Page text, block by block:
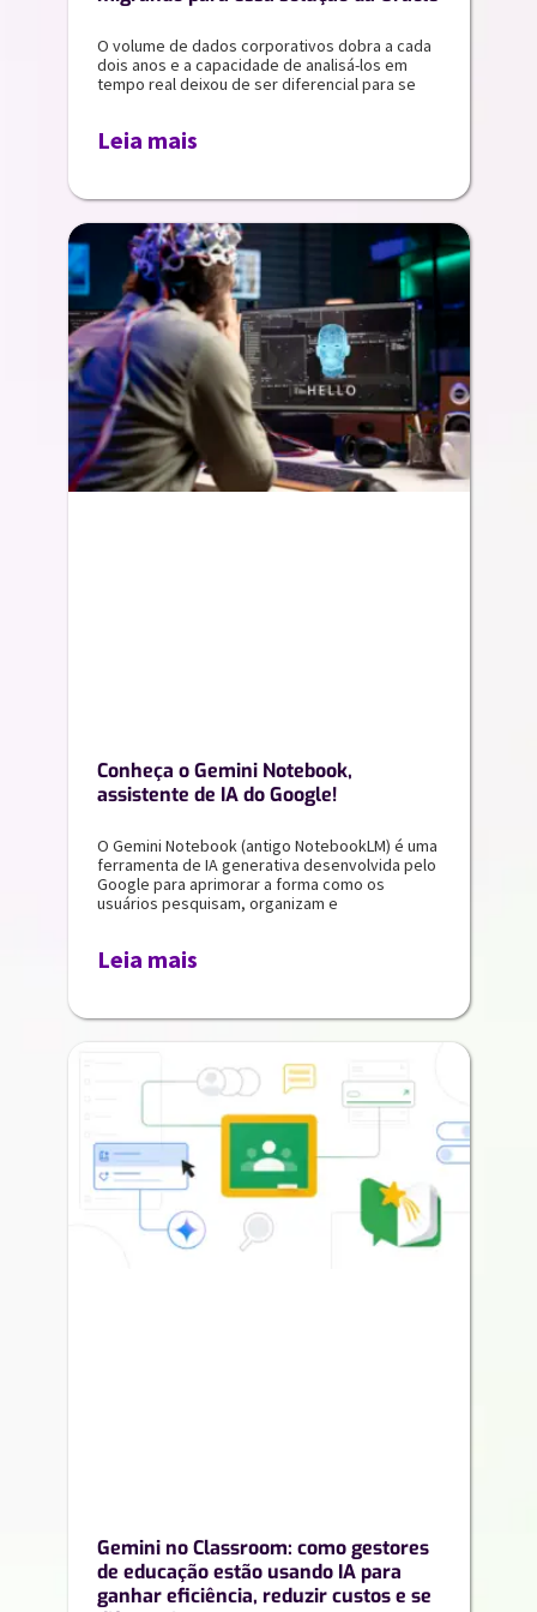
O volume de dados corporativos dobra a cada
dois anos e a capacidade de analisá-los em
tempo real deixou de ser diferencial para se
Leia mais
Conheça o Gemini Notebook,
assistente de IA do Google!
O Gemini Notebook (antigo NotebookLM) é uma
ferramenta de IA generativa desenvolvida pelo
Google para aprimorar a forma como os
usuários pesquisam, organizam e
Leia mais
Gemini no Classroom: como gestores
de educação estão usando IA para
ganhar eficiência, reduzir custos e se